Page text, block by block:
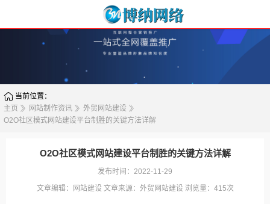
当前位置：
主页
网站制作资讯
外贸网站建设
O2O社区模式网站建设平台制胜的关键方法详解
O2O社区模式网站建设平台制胜的关键方法详解
发布时间：2022-11-29
文章编辑：
网站建设文章来源： 外贸网站建设浏览量： 415次